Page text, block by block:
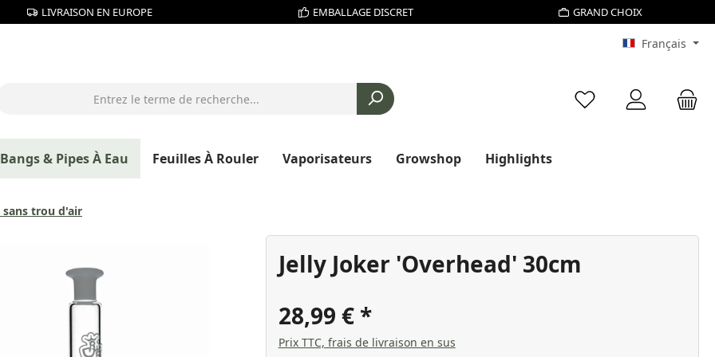
LIVRAISON EN EUROPE EMBALLAGE DISCRET GRAND CHOIX
Français
Vous avez 0 articles
Bangs & Pipes À Eau Feuilles À Rouler Vaporisateurs Growshop Highlights
sans trou d'air
Jelly Joker 'Overhead' 30cm
28,99 €
Prix TTC, frais de livraison en sus